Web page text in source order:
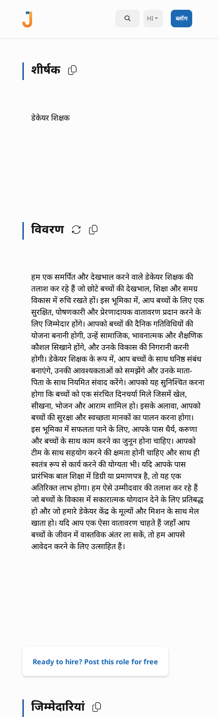
HI ब्लॉग
शीर्षक
डेकेयर शिक्षक
विवरण
हम एक समर्पित और देखभाल करने वाले डेकेयर शिक्षक की
तलाश कर रहे हैं जो छोटे बच्चों की देखभाल, शिक्षा और समग्र
विकास में रुचि रखते हों। इस भूमिका में, आप बच्चों के लिए एक
सुरक्षित, पोषणकारी और प्रेरणादायक वातावरण प्रदान करने के
लिए जिम्मेदार होंगे। आपको बच्चों की दैनिक गतिविधियों की
योजना बनानी होगी, उन्हें सामाजिक, भावनात्मक और शैक्षणिक
कौशल सिखाने होंगे, और उनके विकास की निगरानी करनी
होगी। डेकेयर शिक्षक के रूप में, आप बच्चों के साथ घनिष्ठ संबंध
बनाएंगे, उनकी आवश्यकताओं को समझेंगे और उनके माता-
पिता के साथ नियमित संवाद करेंगे। आपको यह सुनिश्चित करना
होगा कि बच्चों को एक संरचित दिनचर्या मिले जिसमें खेल,
सीखना, भोजन और आराम शामिल हो। इसके अलावा, आपको
बच्चों की सुरक्षा और स्वच्छता मानकों का पालन करना होगा।
इस भूमिका में सफलता पाने के लिए, आपके पास धैर्य, करुणा
और बच्चों के साथ काम करने का जुनून होना चाहिए। आपको
टीम के साथ सहयोग करने की क्षमता होनी चाहिए और साथ ही
स्वतंत्र रूप से कार्य करने की योग्यता भी। यदि आपके पास
प्रारंभिक बाल शिक्षा में डिग्री या प्रमाणपत्र है, तो यह एक
अतिरिक्त लाभ होगा। हम ऐसे उम्मीदवार की तलाश कर रहे हैं
जो बच्चों के विकास में सकारात्मक योगदान देने के लिए प्रतिबद्ध
हो और जो हमारे डेकेयर केंद्र के मूल्यों और मिशन के साथ मेल
खाता हो। यदि आप एक ऐसा वातावरण चाहते हैं जहाँ आप
बच्चों के जीवन में वास्तविक अंतर ला सकें, तो हम आपसे
आवेदन करने के लिए उत्साहित हैं।
Ready to hire? Post this role for free
जिम्मेदारियां